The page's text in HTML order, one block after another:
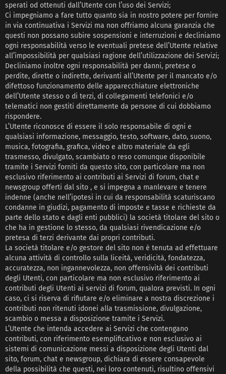
sperati od ottenuti dall’Utente con l’uso dei Servizi;
Ci impegniamo a fare tutto quanto sia in nostro potere per fornire
in via continuativa i Servizi ma non offriamo alcuna garanzia che
questi non possano subire sospensioni e interruzioni e decliniamo
ogni responsabilità verso le eventuali pretese dell’Utente relative
all’impossibilità per qualsiasi ragione dell’utilizzazione dei Servizi;
Decliniamo inoltre ogni responsabilità per danni, pretese o
perdite, dirette o indirette, derivanti all’Utente per il mancato e/o
difettoso funzionamento delle apparecchiature elettroniche
dell’Utente stesso o di terzi, di collegamenti telefonici e/o
telematici non gestiti direttamente da persone di cui dobbiamo
rispondere.
L’Utente riconosce di essere il solo responsabile di ogni e
qualsiasi informazione, messaggio, testo, software, dato, suono,
musica, fotografia, grafica, video e altro materiale da egli
trasmesso, divulgato, scambiato o reso comunque disponibile
tramite i Servizi forniti da questo sito, con particolare ma non
esclusivo riferimento ai contributi ai Servizi di forum, chat e
newsgroup offerti dal sito , e si impegna a manlevare e tenere
indenne (anche nell’ipotesi in cui da responsabilità scaturiscano
condanne in giudizi, pagamento di imposte e tasse e richieste da
parte dello stato e dagli enti pubblici) la società titolare del sito o
che ha in gestione lo stesso, da qualsiasi rivendicazione e/o
pretesa di terzi derivante dai propri contributi.
La società titolare e/o gestore del sito non è tenuta ad effettuare
alcuna attività di controllo sulla liceità, veridicità, fondatezza,
accuratezza, non ingannevolezza, non offensività dei contributi
degli Utenti, con particolare ma non esclusivo riferimento ai
contributi degli Utenti ai servizi di forum, qualora previsti. In ogni
caso, ci si riserva di rifiutare e/o eliminare a nostra discrezione i
contributi non ritenuti idonei alla trasmissione, divulgazione,
scambio o messa a disposizione tramite i Servizi.
L’Utente che intenda accedere ai Servizi che contengano
contributi, con riferimento esemplificativo e non esclusivo ai
sistemi di comunicazione messi a disposizione degli Utenti dal
sito, forum, chat e newsgroup, dichiara di essere consapevole
della possibilità che questi, nei loro contenuti, risultino offensivi